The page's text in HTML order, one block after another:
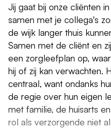
Jij gaat bij onze cliënten
samen met je collega's
de wijk langer thuis
Samen met de cliënt en
een zorgleefplan op,
hij of zij kan verwachten.
centraal, want ondanks
de regie over hun eigen
met familie, de huisarts
rol als verzorgende niet